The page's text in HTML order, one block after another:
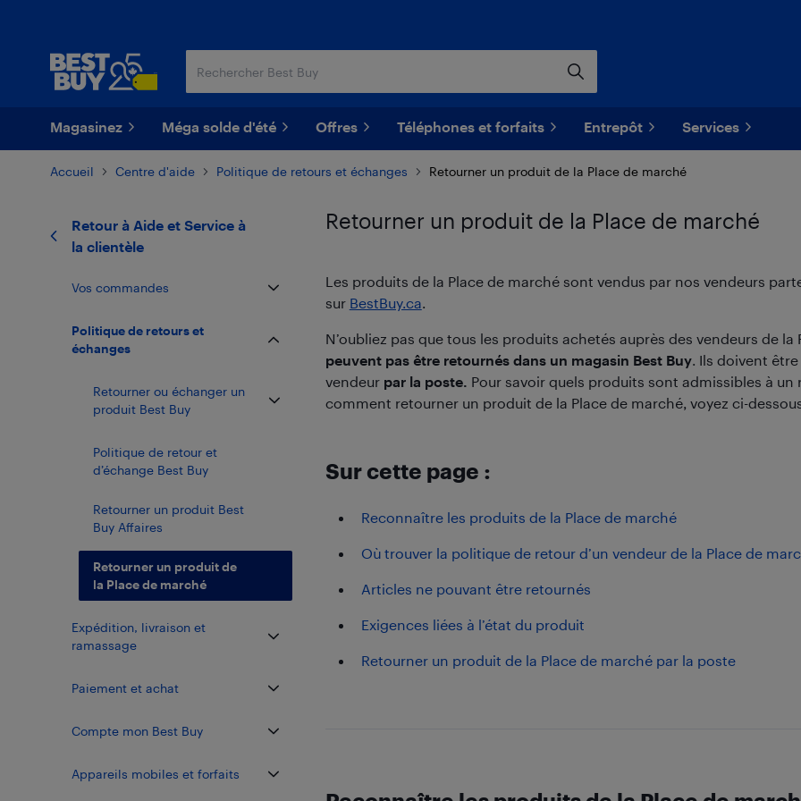
Magasinez Méga solde d'été Offres Téléphones et forfaits Entrepôt Services
Accueil Centre d'aide Politique de retours et échanges Retourner un produit de la Place de marché
Retour à Aide et Service à
la clientèle
Vos commandes
Politique de retours et
échanges
Retourner ou échanger un
produit Best Buy
Politique de retour et
d’échange Best Buy
Retourner un produit Best
Buy Affaires
Retourner un produit de
la Place de marché
Expédition, livraison et
ramassage
Paiement et achat
Compte mon Best Buy
Appareils mobiles et forfaits
Retourner un produit de la Place de marché
Les produits de la Place de marché sont vendus par nos vendeurs
sur BestBuy.ca.
N’oubliez pas que tous les produits achetés auprès des vendeurs de la
peuvent pas être retournés dans un magasin Best Buy. Ils doivent
vendeur par la poste. Pour savoir quels produits sont admissibles à un
comment retourner un produit de la Place de marché, voyez ci-
Sur cette page :
Reconnaître les produits de la Place de marché
Où trouver la politique de retour d’un vendeur de la Place de
Articles ne pouvant être retournés
Exigences liées à l’état du produit
Retourner un produit de la Place de marché par la poste